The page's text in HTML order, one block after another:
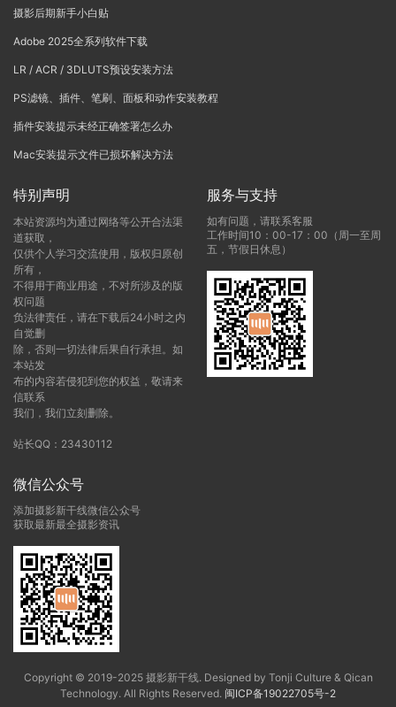
摄影后期新手小白贴
Adobe 2025全系列软件下载
LR / ACR / 3DLUTS预设安装方法
PS滤镜、插件、笔刷、面板和动作安装教程
插件安装提示未经正确签署怎么办
Mac安装提示文件已损坏解决方法
特别声明
本站资源均为通过网络等公开合法渠
道获取，
仅供个人学习交流使用，版权归原创
所有，
不得用于商业用途，不对所涉及的版
权问题
负法律责任，请在下载后24小时之内
自觉删
除，否则一切法律后果自行承担。如
本站发
布的内容若侵犯到您的权益，敬请来
信联系
我们，我们立刻删除。
站长QQ：23430112
服务与支持
如有问题，请联系客服
工作时间10：00-17：00（周一至周
五，节假日休息）
微信公众号
添加摄影新干线微信公众号
获取最新最全摄影资讯
Copyright © 2019-2025 摄影新干线. Designed by Tonji Culture & Qican
Technology. All Rights Reserved. 闽ICP备19022705号-2